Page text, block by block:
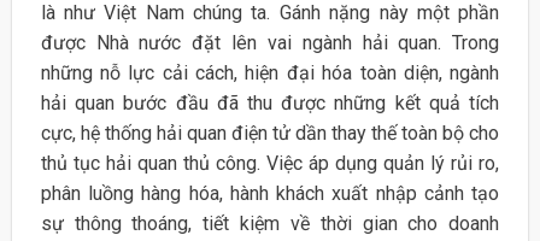
là như Việt Nam chúng ta. Gánh nặng này một phần
được Nhà nước đặt lên vai ngành hải quan. Trong
những nỗ lực cải cách, hiện đại hóa toàn diện, ngành
hải quan bước đầu đã thu được những kết quả tích
cực, hệ thống hải quan điện tử dần thay thế toàn bộ cho
thủ tục hải quan thủ công. Việc áp dụng quản lý rủi ro,
phân luồng hàng hóa, hành khách xuất nhập cảnh tạo
sự thông thoáng, tiết kiệm về thời gian cho doanh